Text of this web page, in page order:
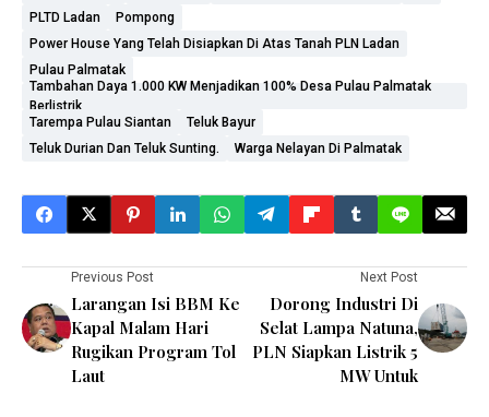
PLTD Ladan
Pompong
Power House Yang Telah Disiapkan Di Atas Tanah PLN Ladan
Pulau Palmatak
Tambahan Daya 1.000 KW Menjadikan 100% Desa Pulau Palmatak
Berlistrik
Tarempa Pulau Siantan
Teluk Bayur
Teluk Durian Dan Teluk Sunting.
Warga Nelayan Di Palmatak
Previous Post
Larangan Isi BBM Ke
Kapal Malam Hari
Rugikan Program Tol
Laut
Next Post
Dorong Industri Di
Selat Lampa Natuna,
PLN Siapkan Listrik 5
MW Untuk